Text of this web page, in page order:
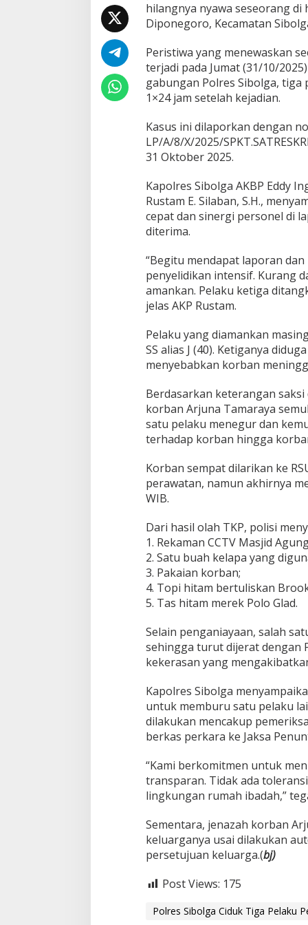
s
w
a
i
n
g
g
a
e
w
a
i
M
a
s
d
S
i
b
o
g
a
hilangnya nyawa seseorang di
Diponegoro, Kecamatan
Peristiwa yang menewaskan
terjadi pada Jumat (31/10/
gabungan Polres Sibolga,
1×24 jam setelah kejadian.
Kasus ini dilaporkan dengan
LP/A/8/X/2025/
31 Oktober 2025.
Kapolres Sibolga AKBP Eddy
Rustam E. Silaban, S.H.,
cepat dan sinergi personel di
diterima.
“Begitu mendapat laporan
penyelidikan intensif. Kurang
amankan. Pelaku ketiga
jelas AKP Rustam.
Pelaku yang diamankan
SS alias J (40). Ketiganya
menyebabkan korban
Berdasarkan keterangan saksi
korban Arjuna Tamaraya
satu pelaku menegur dan
terhadap korban hingga
Korban sempat dilarikan ke
perawatan, namun akhirnya
WIB.
Dari hasil olah TKP, polisi
1. Rekaman CCTV Masjid
2. Satu buah kelapa yang
3. Pakaian korban;
4. Topi hitam bertuliskan
5. Tas hitam merek Polo Glad.
Selain penganiayaan, salah
sehingga turut dijerat dengan
kekerasan yang
Kapolres Sibolga
untuk memburu satu pelaku
dilakukan mencakup
berkas perkara ke Jaksa
“Kami berkomitmen untuk
transparan. Tidak ada
lingkungan rumah ibadah,”
Sementara, jenazah korban
keluarganya usai dilakukan
persetujuan keluarga.(bj)
Post Views: 175
Polres Sibolga Ciduk Tiga Pelaku